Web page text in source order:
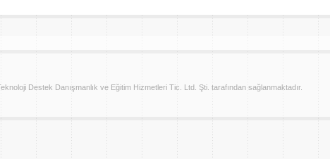
Destek Danışmanlık ve Eğitim Hizmetleri Tic. Ltd. Şti. tarafından sağlanmaktadır.